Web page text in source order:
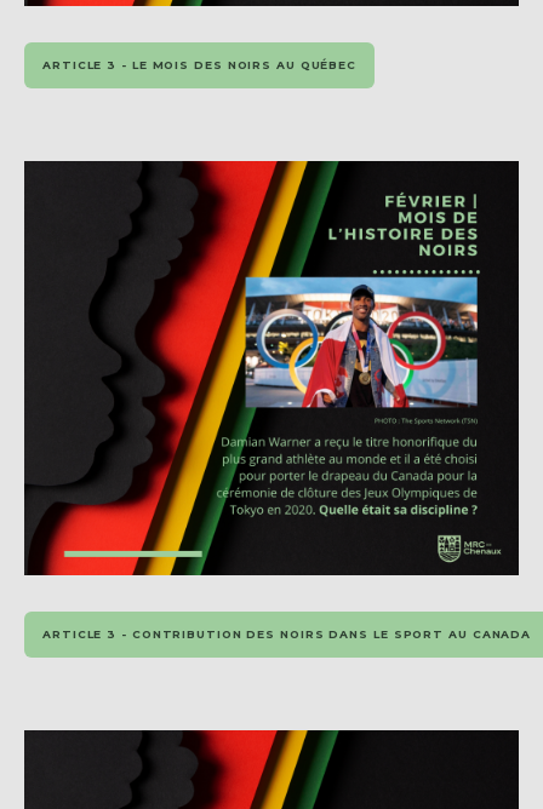
ARTICLE 3 - LE MOIS DES NOIRS AU QUÉBEC
ARTICLE 3 - CONTRIBUTION DES NOIRS DANS LE SPORT AU CANADA